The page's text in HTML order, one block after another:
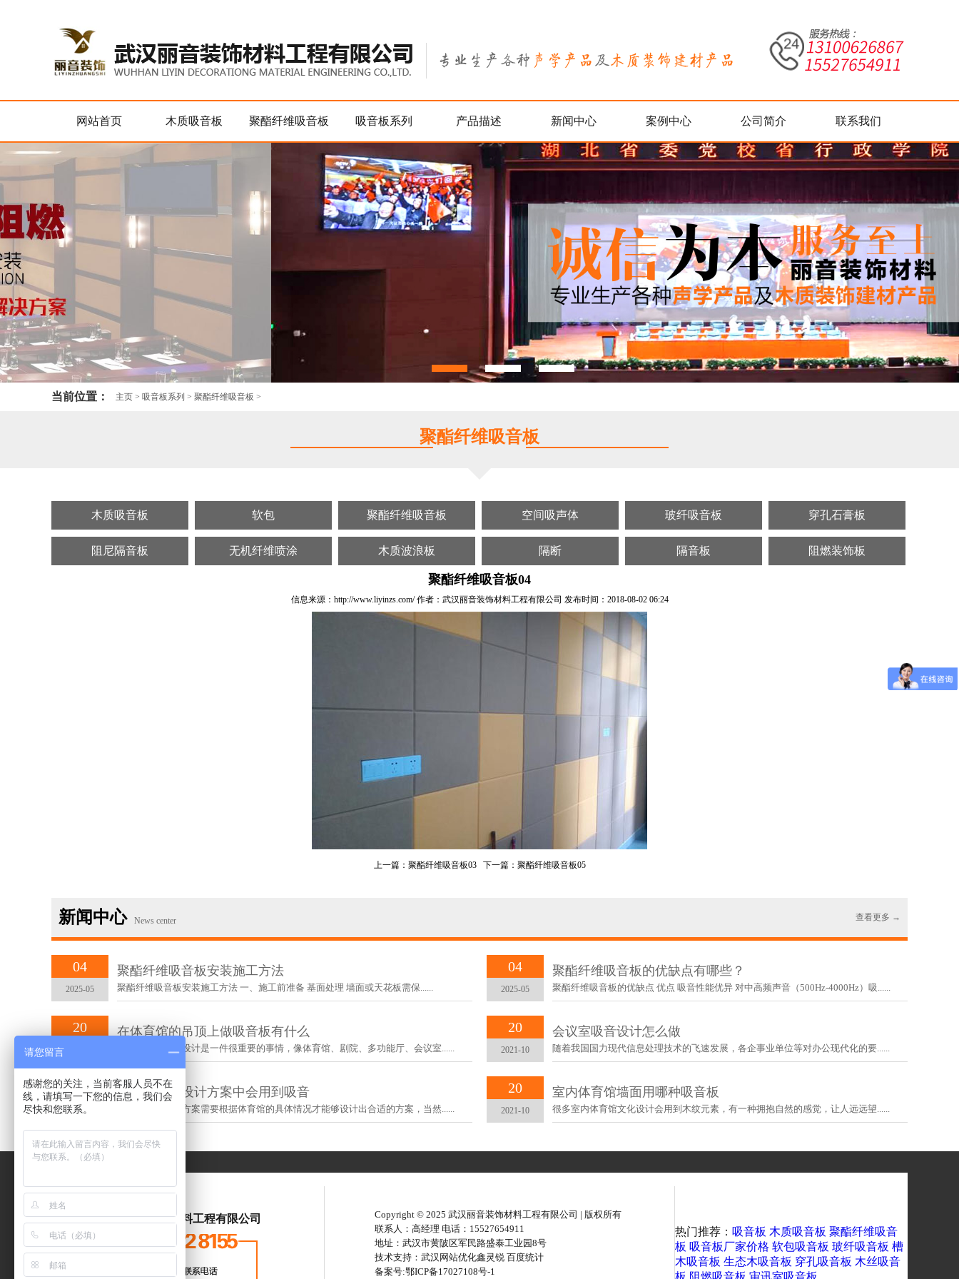
网站首页 木质吸音板 聚酯纤维吸音板 吸音板系列 产品描述 新闻中心 案例中心 公司简介 联系我们
当前位置： 主页 > 吸音板系列 > 聚酯纤维吸音板 >
聚酯纤维吸音板
木质吸音板 软包 聚酯纤维吸音板 空间吸声体 玻纤吸音板 穿孔石膏板
阻尼隔音板 无机纤维喷涂 木质波浪板 隔断 隔音板 阻燃装饰板
聚酯纤维吸音板04
信息来源：http://www.liyinzs.com/ 作者：武汉丽音装饰材料工程有限公司 发布时间：2018-08-02 06:24
上一篇： 聚酯纤维吸音板03下一篇： 聚酯纤维吸音板05
新闻中心 News center 查看更多 →
04
2025-05
聚酯纤维吸音板安装施工方法
聚酯纤维吸音板安装施工方法 一、施工前准备‌ 基面处理‌ 墙面或天花板需保......
04
2025-05
聚酯纤维吸音板的优缺点有哪些？
聚酯纤维吸音板的优缺点 优点‌ 吸音性能优异‌ 对中高频声音（500Hz-4000Hz）吸......
20 在体育馆的吊顶上做吸音板有什么
体育馆室内装修设计是一件很重要的事情，像体育馆、剧院、多功能厅、会议室......
20
2021-10
会议室吸音设计怎么做
随着我国国力现代信息处理技术的飞速发展，各企事业单位等对办公现代化的要......
20
2021-10
室内篮球馆设计方案中会用到吸音
室内篮球馆设计方案需要根据体育馆的具体情况才能够设计出合适的方案，当然......
20
2021-10
室内体育馆墙面用哪种吸音板
很多室内体育馆文化设计会用到木纹元素，有一种拥抱自然的感觉，让人远远望......
武汉丽音装饰材料工程有限公司
Copyright © 2025 武汉丽音装饰材料工程有限公司 | 版权所有
联系人：高经理 电话：15527654911
地址：武汉市黄陂区军民路盛泰工业园8号
技术支持： 武汉网站优化鑫灵锐 百度统计
备案号:鄂ICP备17027108号-1
热门推荐： 吸音板 木质吸音板 聚酯纤维吸音
板 吸音板厂家价格 软包吸音板 玻纤吸音板 槽
木吸音板 生态木吸音板 穿孔吸音板 木丝吸音
板 阻燃吸音板 审讯室吸音板
请您留言
感谢您的关注，当前客服人员不在
线，请填写一下您的信息，我们会
尽快和您联系。